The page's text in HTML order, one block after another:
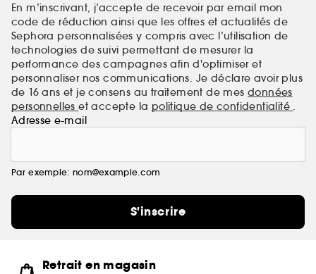
En m’inscrivant, j’accepte de recevoir par email mon
code de réduction ainsi que les offres et actualités de
Sephora personnalisées y compris avec l’utilisation de
technologies de suivi permettant de mesurer la
performance des campagnes afin d'optimiser et
personnaliser nos communications. Je déclare avoir plus
de 16 ans et je consens au traitement de mes données
personnelleset accepte la politique de confidentialité .
Adresse e-mail
Par exemple: nom@example.com
S'inscrire
Retrait en magasin